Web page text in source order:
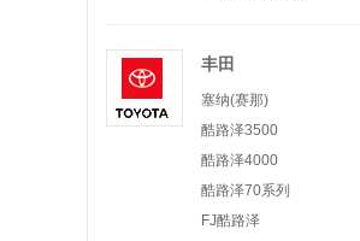
丰田
塞纳(赛那)
酷路泽3500
酷路泽4000
酷路泽70系列
FJ酷路泽